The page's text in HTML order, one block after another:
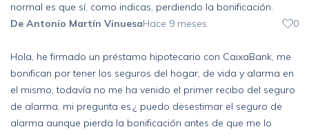
normal es que sí, como indicas, perdiendo la bonificación.
De Antonio Martín VinuesaHace 9 meses 0
Hola, he firmado un préstamo hipotecario con CaixaBank, me
bonifican por tener los seguros del hogar, de vida y alarma en
el mismo, todavía no me ha venido el primer recibo del seguro
de alarma, mi pregunta es,¿ puedo desestimar el seguro de
alarma aunque pierda la bonificación antes de que me lo